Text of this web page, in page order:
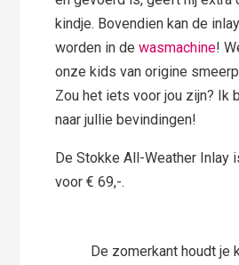
kindje. Bovendien kan de
worden in dewasmachine!
onze kids van origine
Zou het iets voor jou zijn? Ik
naar jullie bevindingen!
De Stokke All-Weather Inlay
voor € 69,-.
De zomerkant houdt je